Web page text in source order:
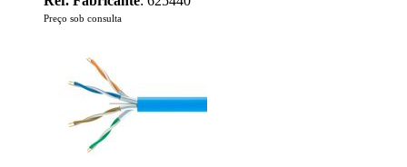
Preço sob consulta